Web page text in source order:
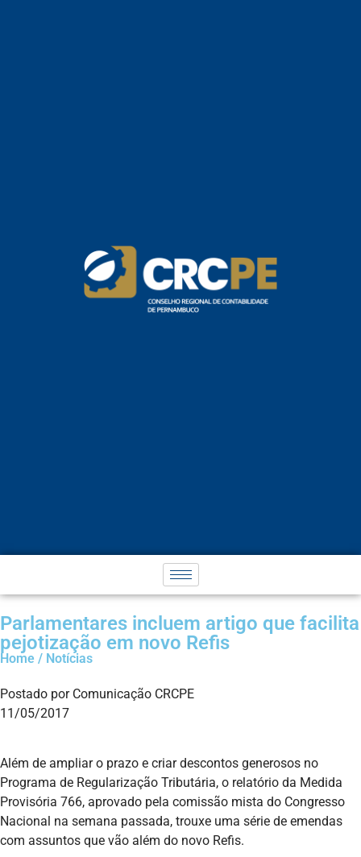
Parlamentares incluem artigo que facilita
pejotização em novo Refis
Home / Notícias
Postado por Comunicação CRCPE
11/05/2017
Além de ampliar o prazo e criar descontos generosos no
Programa de Regularização Tributária, o relatório da Medida
Provisória 766, aprovado pela comissão mista do Congresso
Nacional na semana passada, trouxe uma série de emendas
com assuntos que vão além do novo Refis.